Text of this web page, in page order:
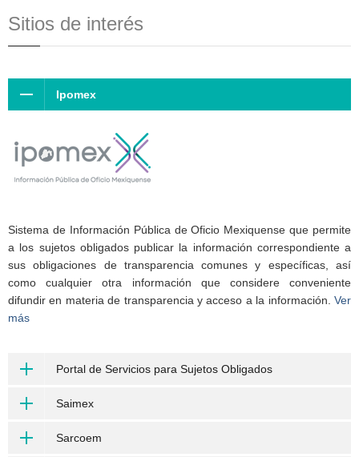
Sitios de interés
Ipomex
Sistema de Información Pública de Oficio Mexiquense que permite
a los sujetos obligados publicar la información correspondiente a
sus obligaciones de transparencia comunes y específicas, así
como cualquier otra información que considere conveniente
difundir en materia de transparencia y acceso a la información. Ver
más
Portal de Servicios para Sujetos Obligados
Saimex
Sarcoem